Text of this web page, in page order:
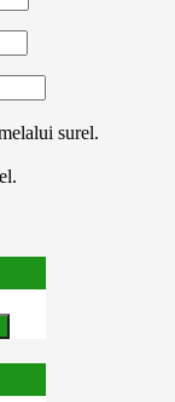
surel.